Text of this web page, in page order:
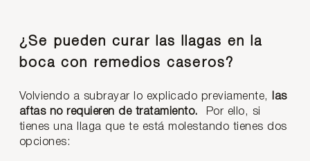
¿Se pueden curar las llagas en la
boca con remedios caseros?
Volviendo a subrayar lo explicado previamente,
las
aftas no requieren de tratamiento.
Por ello, si
tienes una llaga que te está molestando tienes dos
opciones: